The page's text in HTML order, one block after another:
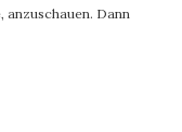
anzuschauen. Dann